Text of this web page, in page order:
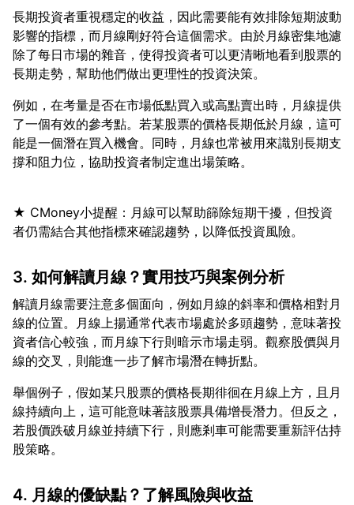
長期投資者重視穩定的收益，因此需要能有效排除短期波動
影響的指標，而月線剛好符合這個需求。由於月線密集地濾
除了每日市場的雜音，使得投資者可以更清晰地看到股票的
例如，在考量是否在市場低點買入或高點賣出時，月線提供
了一個有效的參考點。若某股票的價格長期低於月線，這可
能是一個潛在買入機會。同時，月線也常被用來識別長期支
★ CMoney小提醒：月線可以幫助篩除短期干擾，但投資
3. 如何解讀月線？實用技巧與案例分析
解讀月線需要注意多個面向，例如月線的斜率和價格相對月
線的位置。月線上揚通常代表市場處於多頭趨勢，意味著投
資者信心較強，而月線下行則暗示市場走弱。觀察股價與月
舉個例子，假如某只股票的價格長期徘徊在月線上方，且月
線持續向上，這可能意味著該股票具備增長潛力。但反之，
若股價跌破月線並持續下行，則應剎車可能需要重新評估持
4. 月線的優缺點？了解風險與收益